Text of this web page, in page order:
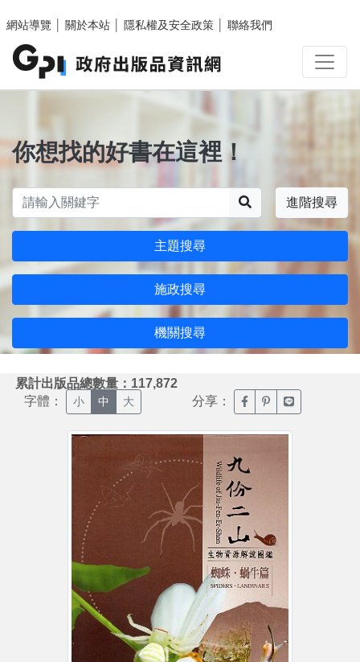
網站導覽
關於本站 隱私權及安全政策 聯絡我們
你想找的好書在這裡！
進階搜尋
主題搜尋
施政搜尋
機關搜尋
累計出版品總數量：117,872
字體： 小 中 大 分享： 臉書分享(另開新視窗)
噗浪分享(另開新
Line分享(另